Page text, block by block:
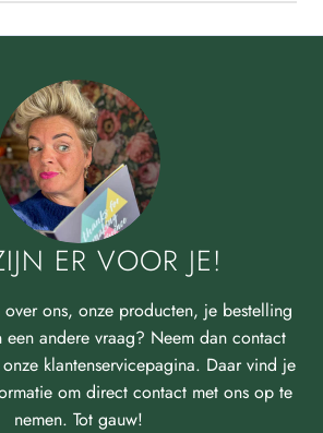
ER VOOR JE!
ons, onze producten, je bestelling
andere vraag? Neem dan contact
klantenservicepagina. Daar vind je
om direct contact met ons op te
nemen. Tot gauw!